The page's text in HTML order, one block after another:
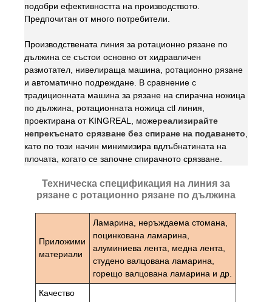
подобри ефективността на производството.
Предпочитан от много потребители.
Производствената линия за ротационно рязане по
дължина се състои основно от хидравличен
размотател, нивелираща машина, ротационно рязане
и автоматично подреждане. В сравнение с
традиционната машина за рязане на спирачна ножица
по дължина, ротационната ножица ctl линия,
проектирана от KINGREAL, можереализирайте
непрекъснато срязване без спиране на подаването
като по този начин минимизира вдлъбнатината на
плочата, когато се започне спирачното срязване.
Техническа спецификация на линия за
рязане с ротационно рязане по дължина
Приложими
материали
Ламарина, неръждаема стомана,
поцинкована ламарина,
алуминиева лента, медна лента,
студено валцована ламарина,
горещо валцована ламарина и др.
Качество